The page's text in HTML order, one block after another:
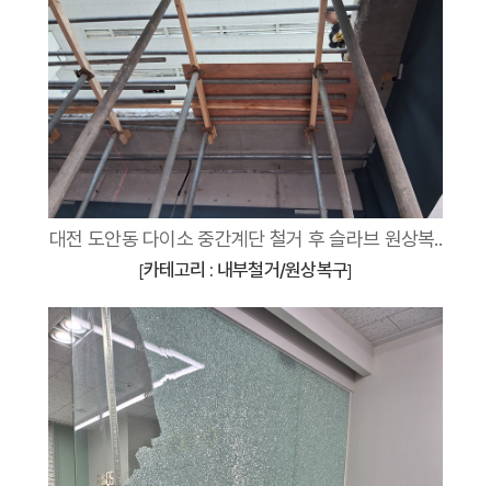
대전 도안동 다이소 중간계단 철거 후 슬라브 원상복..
[카테고리 : 내부철거/원상복구]